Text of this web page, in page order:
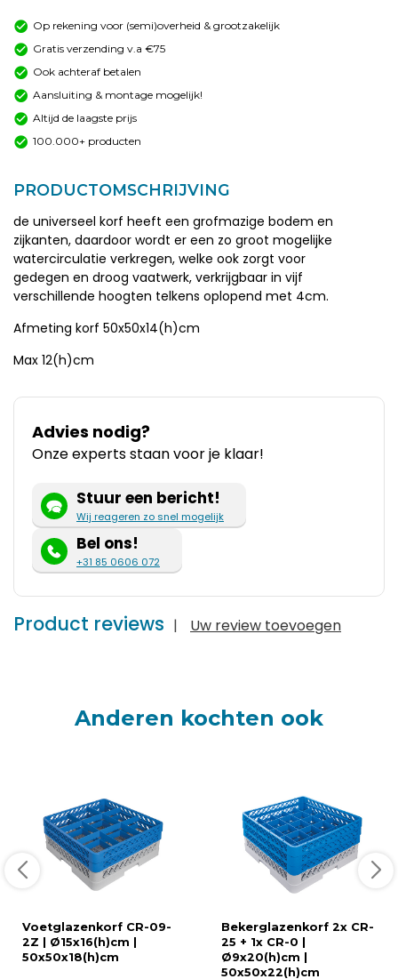
Op rekening voor (semi)overheid & grootzakelijk
Gratis verzending v.a €75
Ook achteraf betalen
Aansluiting & montage mogelijk!
Altijd de laagste prijs
100.000+ producten
PRODUCTOMSCHRIJVING
de universeel korf heeft een grofmazige bodem en
zijkanten, daardoor wordt er een zo groot mogelijke
watercirculatie verkregen, welke ook zorgt voor
gedegen en droog vaatwerk, verkrijgbaar in vijf
verschillende hoogten telkens oplopend met 4cm.
Afmeting korf 50x50x14(h)cm
Max 12(h)cm
Advies nodig?
Onze experts staan voor je klaar!
Stuur een bericht!
Wij reageren zo snel mogelijk
Bel ons!
+31 85 0606 072
Product reviews | Uw review toevoegen
Anderen kochten ook
Voetglazenkorf CR-09-
2Z | Ø15x16(h)cm |
50x50x18(h)cm
Bekerglazenkorf 2x CR-
25 + 1x CR-0 |
Ø9x20(h)cm |
50x50x22(h)cm